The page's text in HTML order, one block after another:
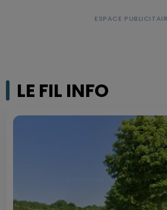
LE FIL INFO